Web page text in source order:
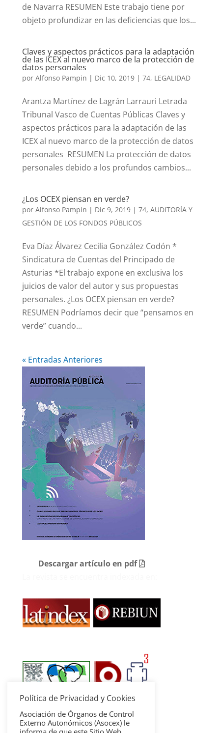
de Navarra RESUMEN Este trabajo tiene por
objeto profundizar en las deficiencias que los...
Claves y aspectos prácticos para la adaptación
de las ICEX al nuevo marco de la protección de
datos personales
por Alfonso Pampin | Dic 10, 2019| 74, LEGALIDAD
Arantza Martínez de Lagrán Larrauri Letrada
Tribunal Vasco de Cuentas Públicas Claves y
aspectos prácticos para la adaptación de las
ICEX al nuevo marco de la protección de datos
personales ‎ RESUMEN La protección de datos
personales debido a los profundos cambios...
¿Los OCEX piensan en verde?
por Alfonso Pampin | Dic 9, 2019| 74, AUDITORÍA Y
GESTIÓN DE LOS FONDOS PÚBLICOS
Eva Díaz Álvarez Cecilia González Codón *
Sindicatura de Cuentas del Principado de
Asturias *El trabajo expone en exclusiva los
juicios de valor del autor y sus propuestas
personales. ¿Los OCEX piensan en verde?
RESUMEN Podríamos decir que “pensamos en
verde” cuando...
« Entradas Anteriores
Descargar artículo en pdf
Política de Privacidad y Cookies
Asociación de Órganos de Control
Externo Autonómicos (Asocex) le